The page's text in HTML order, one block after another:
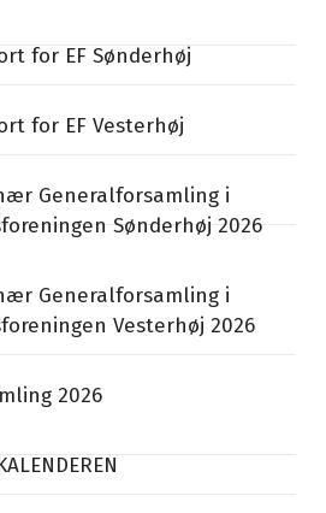
for EF Sønderhøj
for EF Vesterhøj
Generalforsamling i
Sønderhøj 2026
Generalforsamling i
Vesterhøj 2026
2026